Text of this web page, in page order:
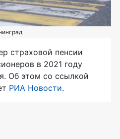
страховой пенсии
в 2021 году
Об этом со ссылкой
РИА Новости.